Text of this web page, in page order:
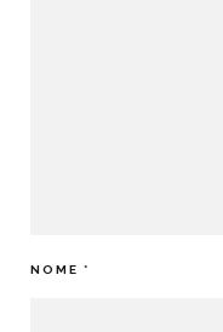
NOME *